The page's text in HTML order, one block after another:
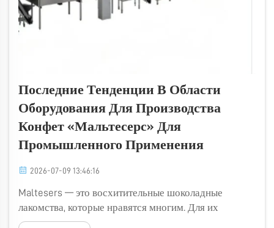
Последние Тенденции В Области
Оборудования Для Производства
Конфет «Мальтесерс» Для
Промышленного Применения
2026-07-09 13:46:16
Maltesers — это восхитительные шоколадные
лакомства, которые нравятся многим. Для их
массового производства требуются специальные